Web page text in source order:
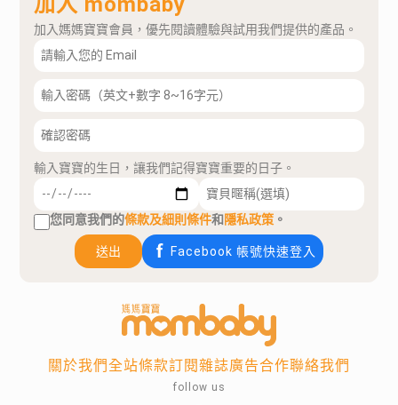
加入媽媽寶寶會員，優先閱讀體驗與試用我們提供的產品。
輸入寶寶的生日，讓我們記得寶寶重要的日子。
您同意我們的條款及細則條件和隱私政策 。
送出 Facebook 帳號快速登入
關於我們全站條款訂閱雜誌廣告合作聯絡我們
follow us